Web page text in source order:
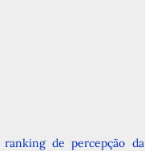
ranking de percepção da